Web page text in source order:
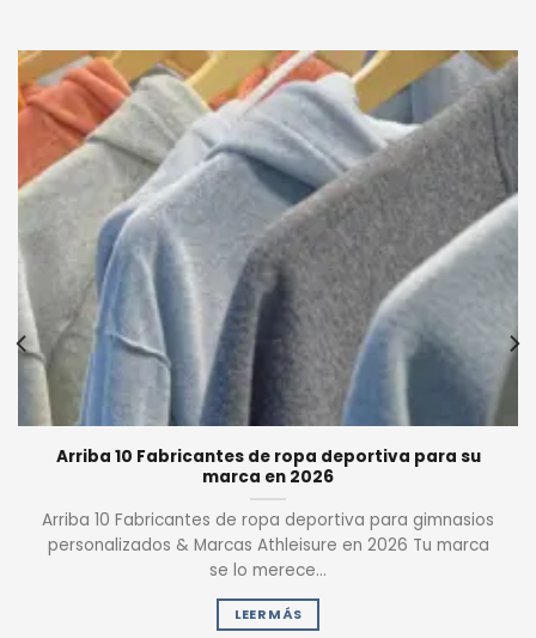
Arriba 10 Fabricantes de ropa deportiva para su
marca en 2026
Arriba 10 Fabricantes de ropa deportiva para gimnasios
personalizados & Marcas Athleisure en 2026 Tu marca
se lo merece...
LEER MÁS